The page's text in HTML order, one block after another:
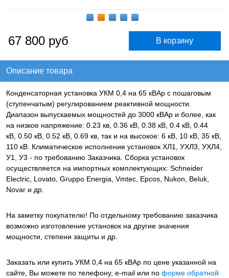
67 800 руб
Описание товара
Конденсаторная установка УКМ 0,4 на 65 кВАр с пошаговым
(ступенчатым) регулированием реактивной мощности.
Диапазон выпускаемых мощностей до 3000 кВАр и более, как
на низкое напряжение: 0.23 кв, 0.36 кВ, 0.38 кВ, 0.4 кВ, 0.44
кВ, 0.50 кВ, 0.52 кВ, 0.69 кв, так и на высокое: 6 кВ, 10 кВ, 35 кВ,
110 кВ. Климатическое исполнение установок ХЛ1, УХЛ3, УХЛ4,
У1, У3 - по требованию Заказчика. Сборка установок
осуществляется на импортных комплектующих: Schneider
Electric, Lovato, Gruppo Energia, Vmtec, Epcos, Nukon, Beluk,
Novar и др.
На заметку покупателю! По отдельному требованию заказчика
возможно изготовление установок на другие значения
мощности, степени защиты и др.
Заказать или купить УКМ 0,4 на 65 кВАр по цене указанной на
сайте, Вы можете по телефону, e-mail или по форме обратной